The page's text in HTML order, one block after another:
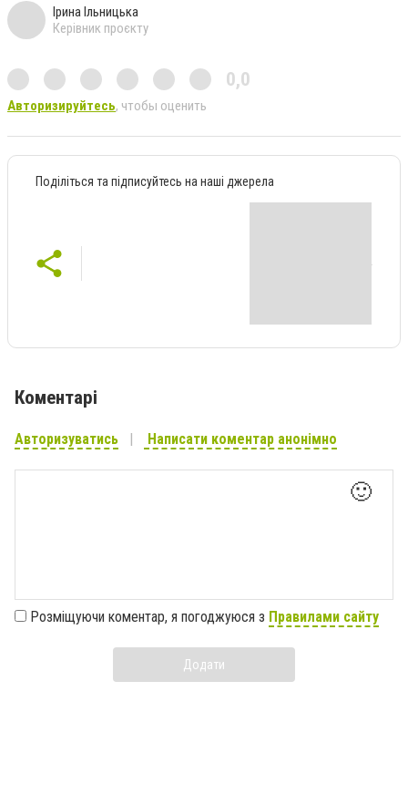
Ірина Ільницька
Керівник проєкту
0,0
Авторизируйтесь, чтобы оценить
Поділіться та підписуйтесь на наші джерела
Коментарі
Авторизуватись Написати коментар анонімно
🙂
Розміщуючи коментар, я погоджуюся з Правилами сайту
Додати